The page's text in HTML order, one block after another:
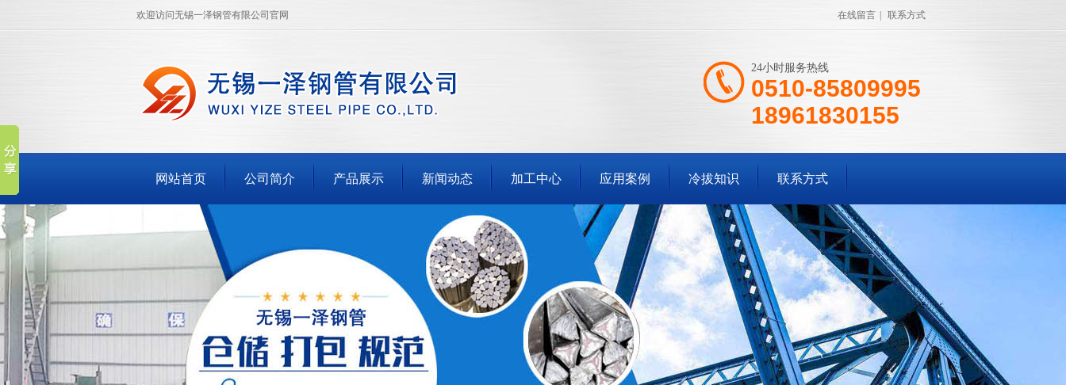
在线留言 联系方式
欢迎访问无锡一泽钢管有限公司官网
24小时服务热线
0510-85809995
18961830155
网站首页 公司简介 产品展示 新闻动态 加工中心 应用案例 冷拔知识 联系方式